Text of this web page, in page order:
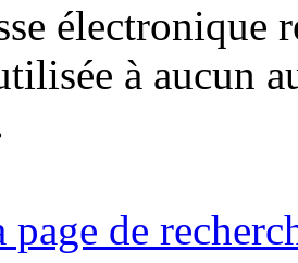
électronique
à aucun
page de